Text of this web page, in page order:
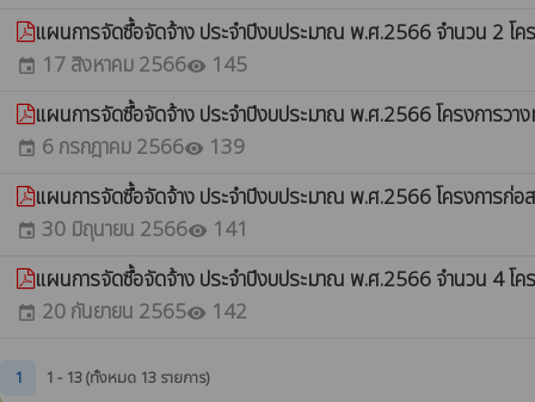
แผนการจัดซื้อจัดจ้าง ประจำปีงบประมาณ พ.ศ.2566 จำนวน 2 โค
event 17 สิงหาคม 2566visibility 145
แผนการจัดซื้อจัดจ้าง ประจำปีงบประมาณ พ.ศ.2566 โครงการวา
event 6 กรกฎาคม 2566visibility 139
แผนการจัดซื้อจัดจ้าง ประจำปีงบประมาณ พ.ศ.2566 โครงการก่
event 30 มิถุนายน 2566visibility 141
แผนการจัดซื้อจัดจ้าง ประจำปีงบประมาณ พ.ศ.2566 จำนวน 4 โค
event 20 กันยายน 2565visibility 142
1 1 - 13 (ทั้งหมด 13 รายการ)